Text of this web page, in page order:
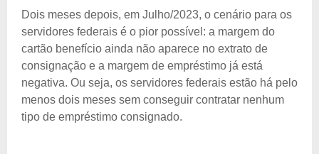
Dois meses depois, em Julho/2023, o cenário para os
servidores federais é o pior possível: a margem do
cartão benefício ainda não aparece no extrato de
consignação e a margem de empréstimo já está
negativa. Ou seja, os servidores federais estão há pelo
menos dois meses sem conseguir contratar nenhum
tipo de empréstimo consignado.